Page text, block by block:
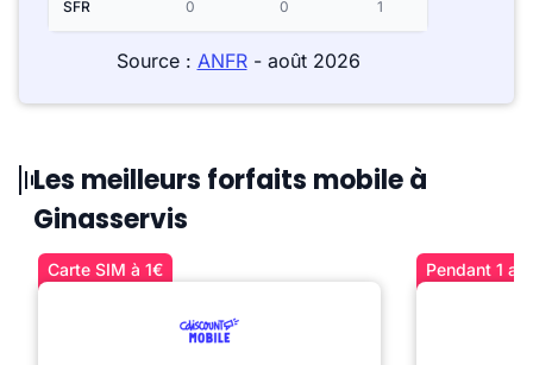
SFR 0 0 1
Source : ANFR- août 2026
Les meilleurs forfaits mobile à
Ginasservis
Carte SIM à 1€ Pendant 1